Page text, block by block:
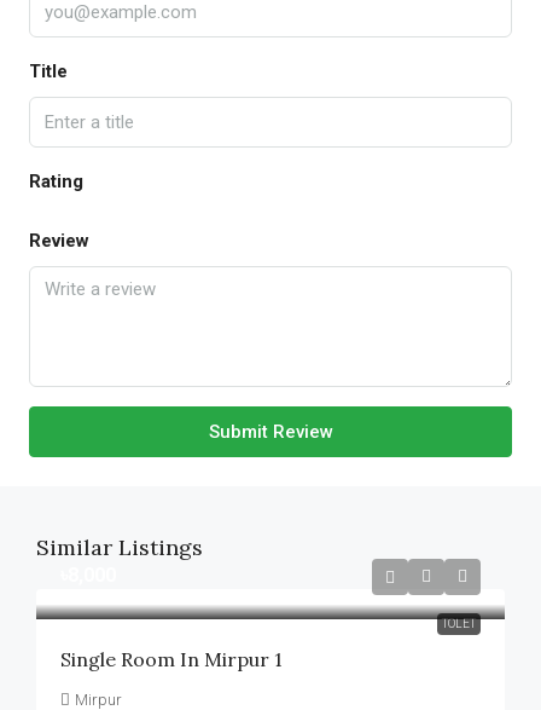
Title
Rating
Review
Submit Review
Similar Listings
TOLET
Single Room In Mirpur 1
Mirpur